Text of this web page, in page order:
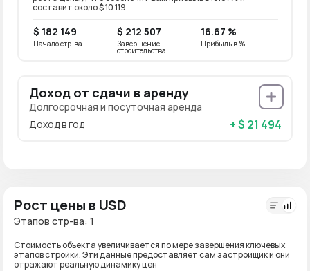
составит около $ 10 119
$ 182 149
Начало стр-ва
$ 212 507
Завершение
строительства
16.67 %
Прибыль в %
Доход от сдачи в аренду
Долгосрочная и посуточная аренда
Доход в год
+ $ 21 494
Рост цены в USD
Этапов стр-ва: 1
Стоимость объекта увеличивается по мере завершения ключевых
этапов стройки. Эти данные предоставляет сам застройщик и они
отражают реальную динамику цен